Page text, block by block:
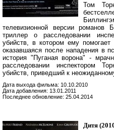
Том
телевизионной версии романов
триллер о расследовании
убийств, в котором ему
оказавшаяся после нападения в
история "Пуганая ворона" -
расследовании инспектором
убийств, приведший к
Дата выхода фильма: 10.10.2010
Дата добавления: 13.01.2011
Последнее обновление: 25.04.2014
Дитя